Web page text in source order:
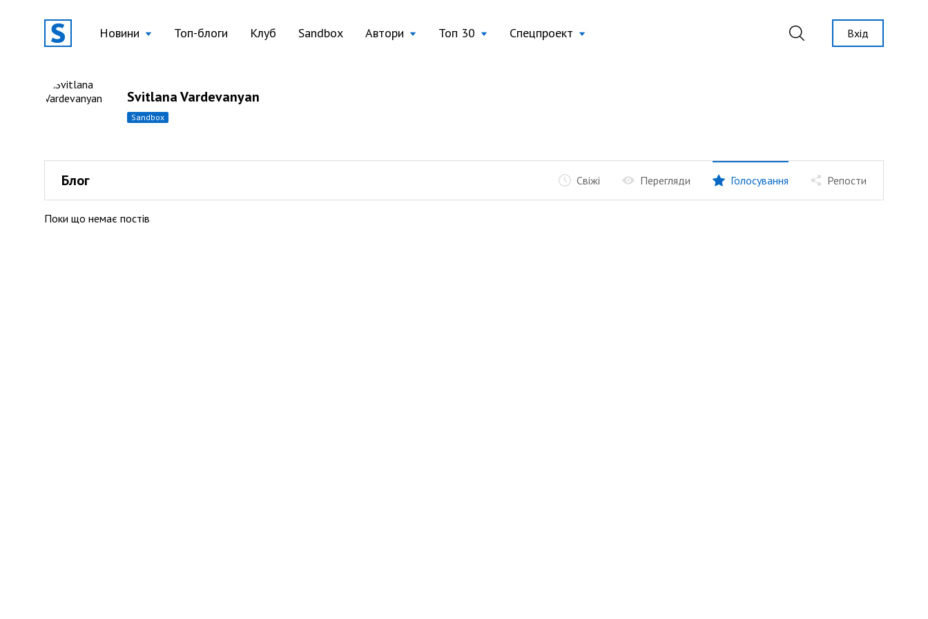
Новини Топ-блоги Клуб Sandbox Автори Топ 30 Спецпроект Вхід
Svitlana Vardevanyan
sandbox
Блог Свіжі Перегляди Голосування Репости
Поки що немає постів